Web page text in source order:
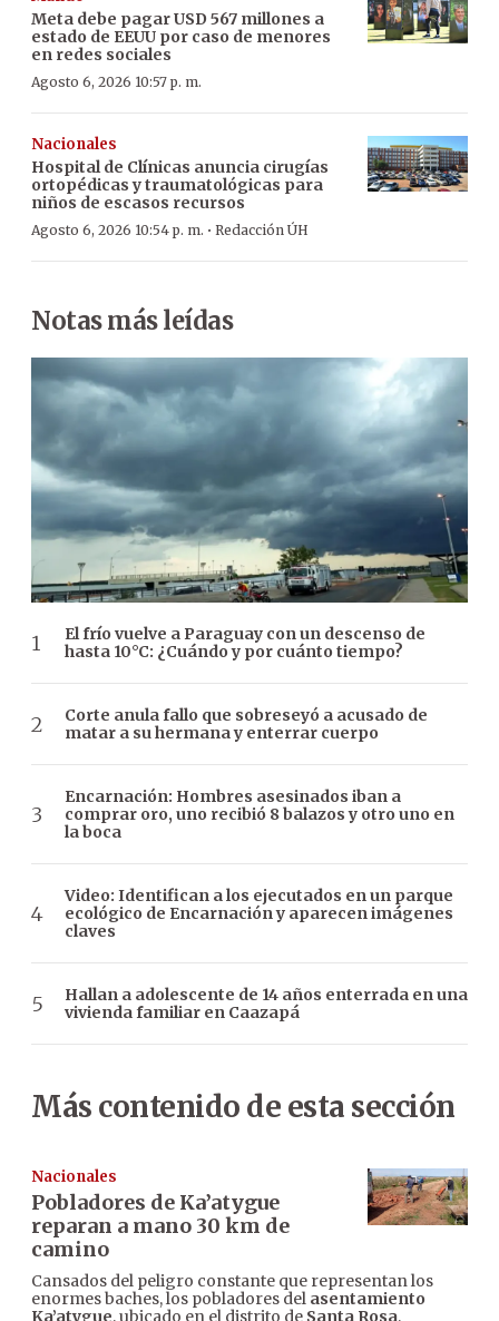
Meta debe pagar USD 567 millones a
estado de EEUU por caso de menores
en redes sociales
Agosto 6, 2026 10:57 p. m.
Nacionales
Hospital de Clínicas anuncia cirugías
ortopédicas y traumatológicas para
niños de escasos recursos
Agosto 6, 2026 10:54 p. m. · Redacción ÚH
Notas más leídas
El frío vuelve a Paraguay con un descenso de
hasta 10°C: ¿Cuándo y por cuánto tiempo?
Corte anula fallo que sobreseyó a acusado de
matar a su hermana y enterrar cuerpo
Encarnación: Hombres asesinados iban a
comprar oro, uno recibió 8 balazos y otro uno en
la boca
Video: Identifican a los ejecutados en un parque
ecológico de Encarnación y aparecen imágenes
claves
Hallan a adolescente de 14 años enterrada en una
vivienda familiar en Caazapá
Más contenido de esta sección
Nacionales
Pobladores de Ka’atygue
reparan a mano 30 km de
camino
Cansados del peligro constante que representan los
enormes baches, los pobladores del asentamiento
Ka’atygue, ubicado en el distrito de Santa Rosa,